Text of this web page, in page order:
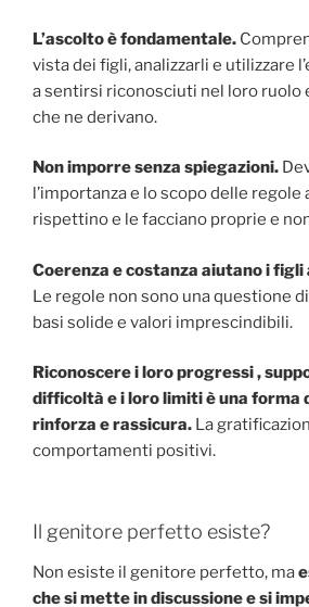
L’ascolto è fondamentale.
vista dei figli, analizzarli e utilizzare
a sentirsi riconosciuti nel loro ruolo
che ne derivano.
Non imporre senza spiegazioni.
l’importanza e lo scopo delle regole
rispettino e le facciano proprie e
Coerenza e costanza aiutano i figli
Le regole non sono una questione
basi solide e valori imprescindibili.
Riconoscere i loro progressi ,
difficoltà e i loro limiti è una forma
rinforza e rassicura. La
comportamenti positivi.
Il genitore perfetto esiste?
Non esiste il genitore perfetto, ma
che si mette in discussione e si